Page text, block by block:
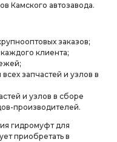
Камского автозавода.
заказов;
клиента;
запчастей и узлов в
и узлов в сборе
производителей.
гидромуфт для
приобретать в